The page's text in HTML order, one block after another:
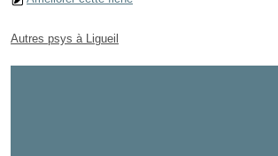
Autres psys à Ligueil